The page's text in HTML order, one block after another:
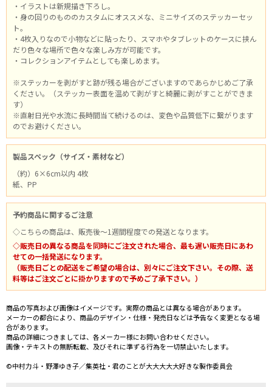
・イラストは新規描き下ろし。
・身の回りのもののカスタムにオススメな、ミニサイズのステッカーセッ
ト。
・4枚入りなので小物などに貼ったり、スマホやタブレットのケースに挟ん
だり色々な場所で色々な楽しみ方が可能です。
・コレクションアイテムとしても楽しめます。
※ステッカーを剥がすと跡が残る場合がございますのであらかじめご了承
ください。（ステッカー表面を温めて剥がすと綺麗に剥がすことができま
す）
※直射日光や水流に長時間当て続けるのは、変色や品質低下に繋がります
のでお避けください。
製品スペック（サイズ・素材など）
（約）6×6cm以内 4枚
紙、PP
予約商品に関するご注意
◇こちらの商品は、販売後～1週間程度での発送となります。
◇販売日の異なる商品を同時にご注文された場合、最も遅い販売日にあわ
せての一括発送になります。
（販売日ごとの配送をご希望の場合は、別々にご注文下さい。その際、送
料等はご注文ごとに掛かりますので予めご了承下さい。）
商品の写真および画像はイメージです。実際の商品とは異なる場合があります。
メーカーの都合により、商品のデザイン・仕様・発売日などは予告なく変更となる場
合があります。
商品の詳細につきましては、各メーカー様にお問い合わせください。
画像・テキストの無断転載、及びそれに準ずる行為を一切禁止いたします。
©中村力斗・野澤ゆき子／集英社・君のことが大大大大大好きな製作委員会